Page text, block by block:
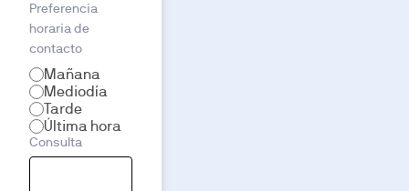
Preferencia
horaria de
contacto
Mañana
Mediodía
Tarde
Última hora
Consulta